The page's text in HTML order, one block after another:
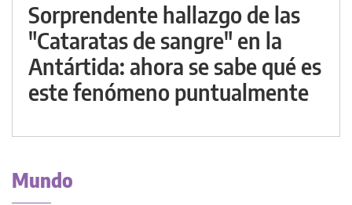
Sorprendente hallazgo de las
"Cataratas de sangre" en la
Antártida: ahora se sabe qué es
este fenómeno puntualmente
Mundo